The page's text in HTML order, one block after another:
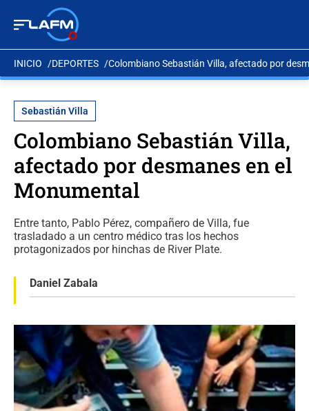
INICIO DEPORTES Colombiano Sebastián Villa, afectado por
Sebastián Villa
Colombiano Sebastián Villa,
afectado por desmanes en el
Monumental
Entre tanto, Pablo Pérez, compañero de Villa, fue
trasladado a un centro médico tras los hechos
protagonizados por hinchas de River Plate.
Daniel Zabala